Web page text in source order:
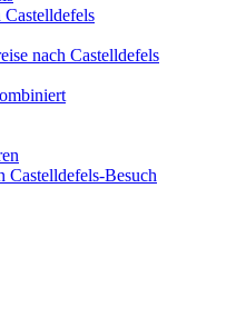
nach Castelldefels
Castelldefels-Besuch